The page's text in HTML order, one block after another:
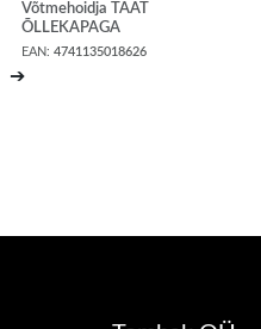
Võtmehoidja TAAT
ÕLLEKAPAGA
EAN: 4741135018626
➔